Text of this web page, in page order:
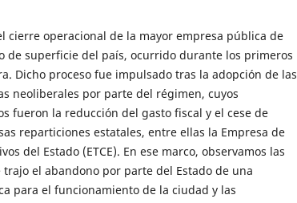
cierre operacional de la mayor empresa pública de
de superficie del país, ocurrido durante los primeros
Dicho proceso fue impulsado tras la adopción de las
neoliberales por parte del régimen, cuyos
fueron la reducción del gasto fiscal y el cese de
reparticiones estatales, entre ellas la Empresa de
del Estado (ETCE). En ese marco, observamos las
trajo el abandono por parte del Estado de una
para el funcionamiento de la ciudad y las